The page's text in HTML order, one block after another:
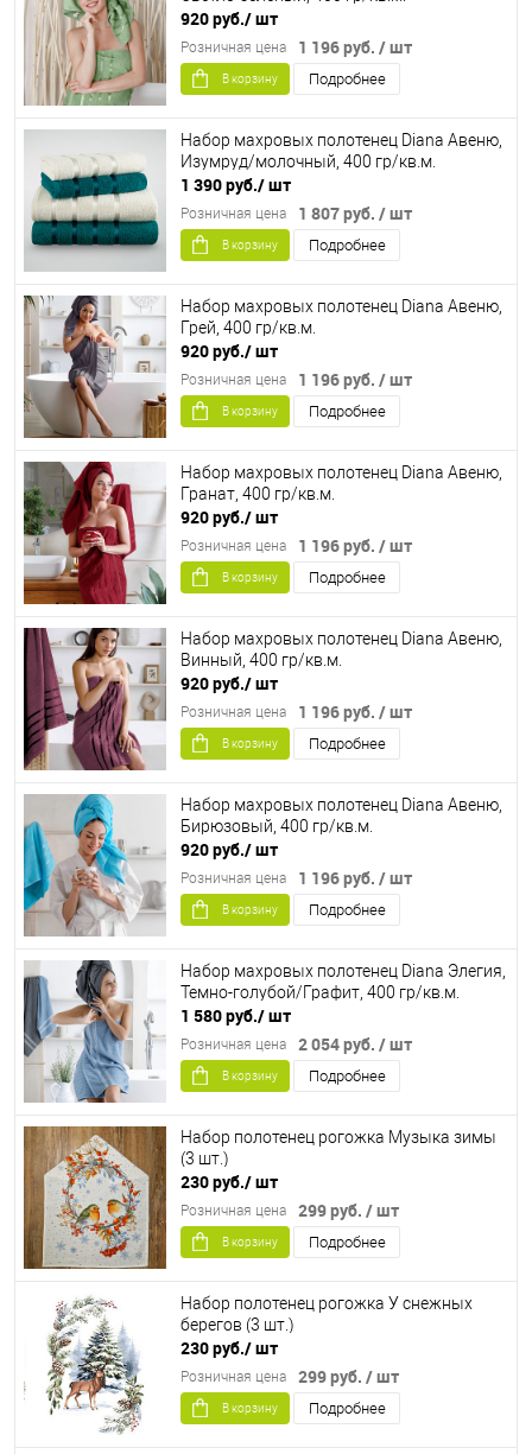
920 руб./ шт
1 196 руб. / шт
Розничная цена
В корзину Подробнее
Набор махровых полотенец Diana Авеню,
Изумруд/молочный, 400 гр/кв.м.
1 390 руб./ шт
1 807 руб. / шт
Розничная цена
В корзину Подробнее
Набор махровых полотенец Diana Авеню,
Грей, 400 гр/кв.м.
920 руб./ шт
1 196 руб. / шт
Розничная цена
В корзину Подробнее
Набор махровых полотенец Diana Авеню,
Гранат, 400 гр/кв.м.
920 руб./ шт
1 196 руб. / шт
Розничная цена
В корзину Подробнее
Набор махровых полотенец Diana Авеню,
Винный, 400 гр/кв.м.
920 руб./ шт
1 196 руб. / шт
Розничная цена
В корзину Подробнее
Набор махровых полотенец Diana Авеню,
Бирюзовый, 400 гр/кв.м.
920 руб./ шт
1 196 руб. / шт
Розничная цена
В корзину Подробнее
Набор махровых полотенец Diana Элегия,
Темно-голубой/Графит, 400 гр/кв.м.
1 580 руб./ шт
2 054 руб. / шт
Розничная цена
В корзину Подробнее
Набор полотенец рогожка Музыка зимы
(3 шт.)
230 руб./ шт
299 руб. / шт
Розничная цена
В корзину Подробнее
Набор полотенец рогожка У снежных
берегов (3 шт.)
230 руб./ шт
299 руб. / шт
Розничная цена
В корзину Подробнее